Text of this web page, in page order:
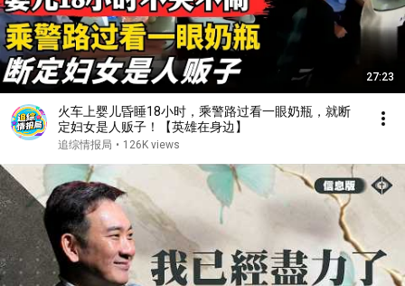
27:23
火车上婴儿昏睡18小时，乘警路过看一眼奶瓶，就断
定妇女是人贩子！【英雄在身边】
追综情报局 • 126K views